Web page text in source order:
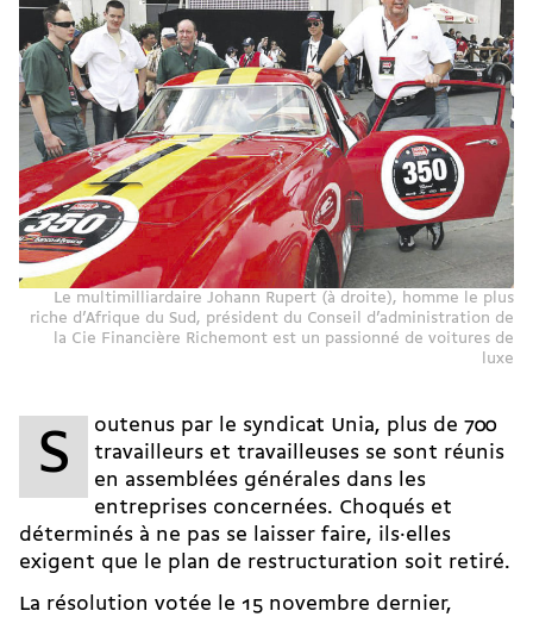
Le multimilliardaire Johann Rupert (à droite), homme le plus
riche d’Afrique du Sud, président du Conseil d’administration de
la Cie Financière Richemont est un passionné de voitures de
luxe
S
outenus par le syndicat Unia, plus de 700
travailleurs et travailleuses se sont réunis
en assemblées générales dans les
entreprises concernées. Choqués et
déterminés à ne pas se laisser faire, ils·elles
exigent que le plan de restructuration soit retiré.
La résolution votée le 15 no­vembre dernier,